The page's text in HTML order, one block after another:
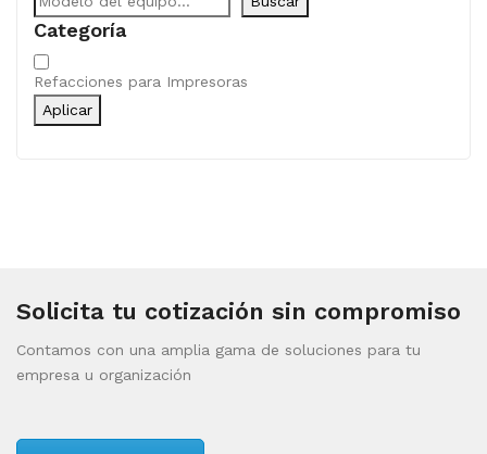
Categoría
Categoría
Refacciones para Impresoras
Aplicar
Solicita tu cotización sin compromiso
Contamos con una amplia gama de soluciones para tu
empresa u organización